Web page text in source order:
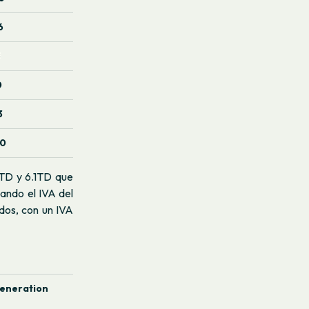
y 6.1TD que
el IVA del
con un IVA